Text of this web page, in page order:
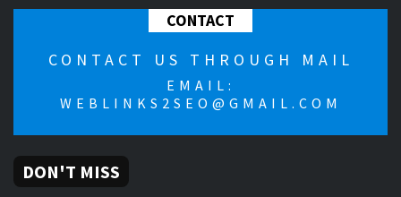
CONTACT
CONTACT US THROUGH MAIL
EMAIL:
WEBLINKS2SEO@GMAIL.COM
DON'T MISS